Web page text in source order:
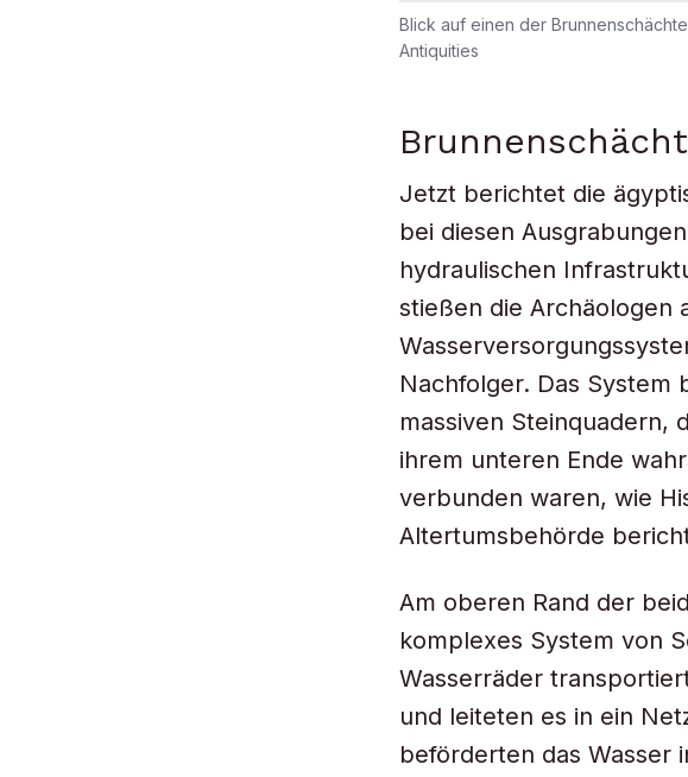
Blick auf einen der
Antiquities
Jetzt berichtet die
bei diesen
hydraulischen
stießen die Archäologen
Nachfolger. Das System
massiven Steinquadern,
ihrem unteren Ende
verbunden waren, wie
Altertumsbehörde
Am oberen Rand der
komplexes System von
Wasserräder
und leiteten es in ein
beförderten das Wasser